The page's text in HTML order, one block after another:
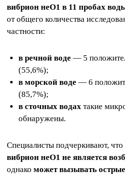
вибрион неО1 в 11 пробах
от общего количества
частности:
в речной воде — 5
(55,6%);
в морской воде — 6
(85,7%);
в сточных водах такие
обнаружены.
Специалисты подчеркивают, что
вибрион неО1 не является
однако может вызывать